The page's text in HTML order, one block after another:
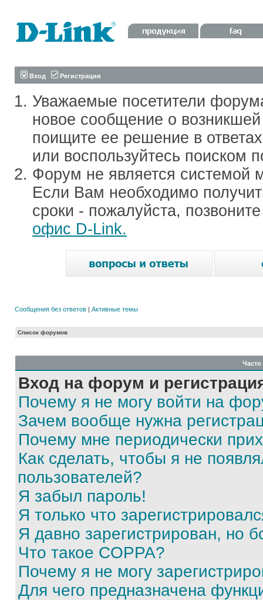
Вход Регистрация
Уважаемые посетители
новое сообщение о
поищите ее решение в
или воспользуйтесь поиском
Форум не является системой
Если Вам необходимо
сроки - пожалуйста,
офис D-Link.
Сообщения без ответов | Активные темы
Список форумов
Вход на форум и
Почему я не могу войти на
Зачем вообще нужна
Почему мне периодически
Как сделать, чтобы я не
пользователей?
Я забыл пароль!
Я только что
Я давно зарегистрирован, но
Что такое COPPA?
Почему я не могу
Для чего предназначена